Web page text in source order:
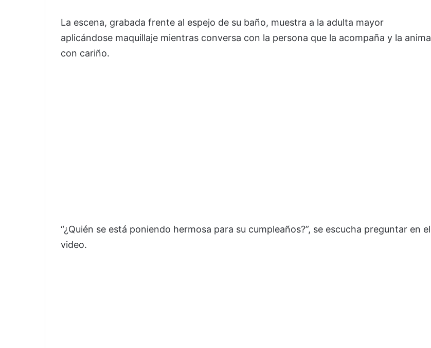
La escena, grabada frente al espejo de su baño, muestra a la adulta mayor
aplicándose maquillaje mientras conversa con la persona que la acompaña y la anima
con cariño.
“¿Quién se está poniendo hermosa para su cumpleaños?”, se escucha preguntar en el
video.